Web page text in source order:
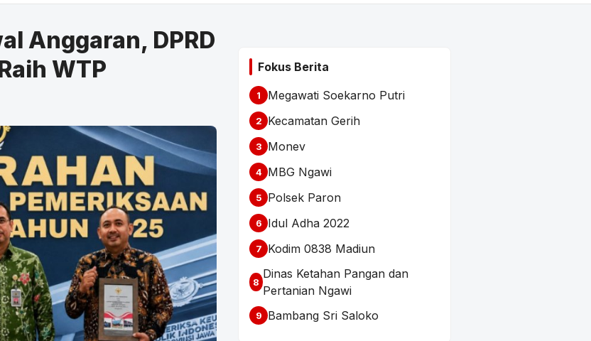
Anggaran, DPRD
WTP
Fokus Berita
1 Megawati Soekarno Putri
2 Kecamatan Gerih
3 Monev
4 MBG Ngawi
5 Polsek Paron
6 Idul Adha 2022
7 Kodim 0838 Madiun
8
Dinas Ketahan Pangan dan
Pertanian Ngawi
9 Bambang Sri Saloko